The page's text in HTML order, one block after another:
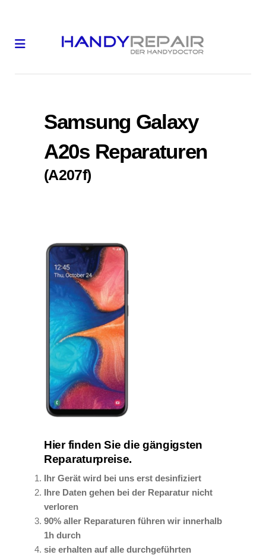
Samsung Galaxy
A20s Reparaturen
(A207f)
Hier finden Sie die gängigsten
Reparaturpreise.
Ihr Gerät wird bei uns erst desinfiziert
Ihre Daten gehen bei der Reparatur nicht
verloren
90% aller Reparaturen führen wir innerhalb
1h durch
sie erhalten auf alle durchgeführten